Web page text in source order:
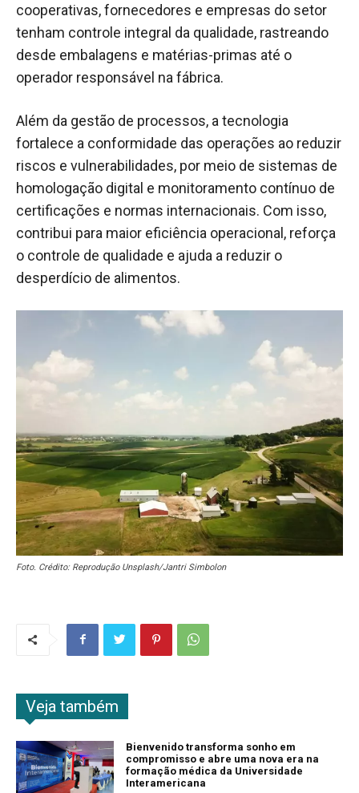
cooperativas, fornecedores e empresas do setor
tenham controle integral da qualidade, rastreando
desde embalagens e matérias-primas até o
operador responsável na fábrica.
Além da gestão de processos, a tecnologia
fortalece a conformidade das operações ao reduzir
riscos e vulnerabilidades, por meio de sistemas de
homologação digital e monitoramento contínuo de
certificações e normas internacionais. Com isso,
contribui para maior eficiência operacional, reforça
o controle de qualidade e ajuda a reduzir o
desperdício de alimentos.
Foto. Crédito: Reprodução Unsplash/Jantri Simbolon
Veja também
Bienvenido transforma sonho em
compromisso e abre uma nova era na
formação médica da Universidade
Interamericana